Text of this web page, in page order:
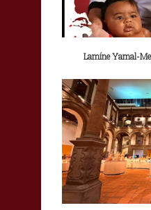
Lamíne Yamal-